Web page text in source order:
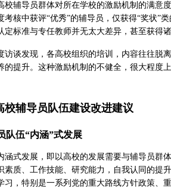
校辅导员群体对所在学校的激励机制的满意
考核中获评“优秀”的辅导员，仅获得“奖状”
定标准与专任教师并无太大差异，甚至获得
访谈发现，各高校组织的培训，内容往往脱
的提升。这种激励机制的不健全，很大程度
校辅导员队伍建设改进建议
队伍“内涵”式发展
涵式发展，即以高校的发展需要与辅导员群
素质、工作技能、研究能力，自我认同的提
习，特别是一系列党的重大路线方针政策、